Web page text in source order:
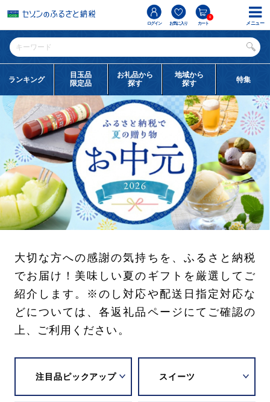
ログイン お気に入り カート
0
ランキング
目玉品
限定品
お礼品から
探す
地域から
探す
特集
大切な方への感謝の気持ちを、ふるさと納税
でお届け！美味しい夏のギフトを厳選してご
紹介します。※のし対応や配送日指定対応な
どについては、各返礼品ページにてご確認の
上、ご利用ください。
注目品ピックアップ スイーツ
メニュー